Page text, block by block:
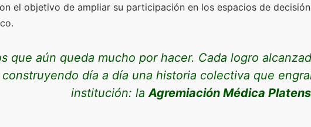
el objetivo de ampliar su participación en los espacios de
que aún queda mucho por hacer. Cada logro
día a día una historia colectiva que
institución: la Agremiación Médica